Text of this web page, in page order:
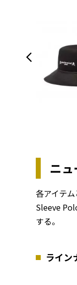
ニ
各アイテ
Sleeve
する。
ライン